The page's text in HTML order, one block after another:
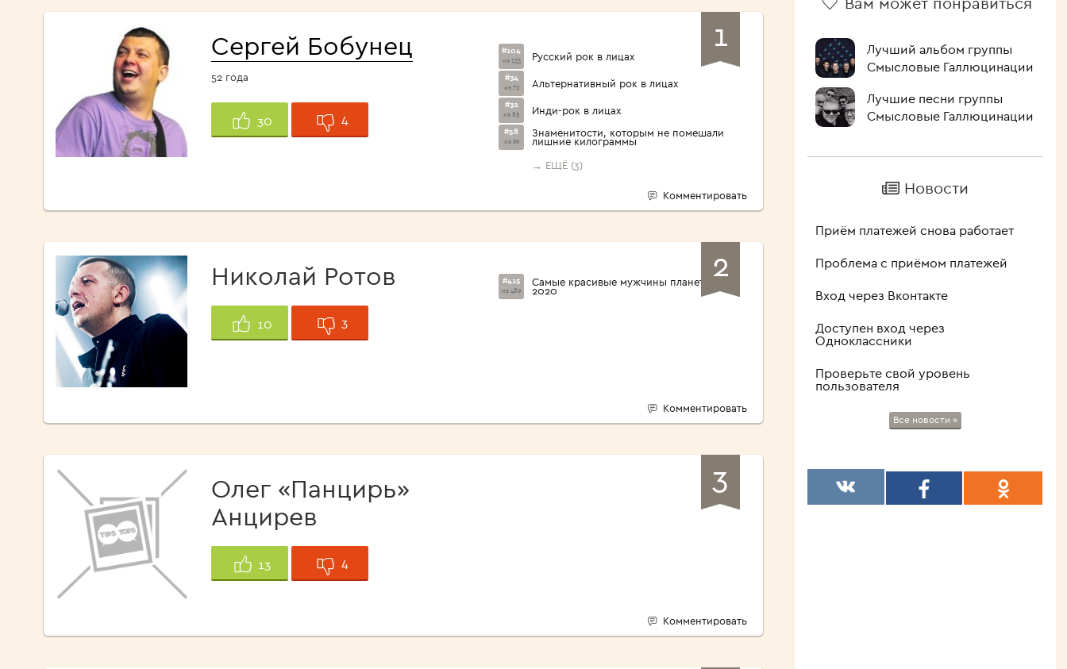
<1960>
1
Сергей Бобунец
52 года
30 4
#104
из 133 Русский рок в лицах
#34
из 72 Альтернативный рок в лицах
#32
из 85 Инди-рок в лицах
#58
из 69
Знаменитости, которым не помешали
лишние килограммы
→ ЕЩЁ (3)
Комментировать
2
Николай Ротов
10 3
#415
из 489
Самые красивые мужчины планеты
2020
Комментировать
3
Олег «Панцирь»
Анцирев
13 4
Комментировать
Лучший альбом группы
Смысловые Галлюцинации
Лучшие песни группы
Смысловые Галлюцинации
Новости
Приём платежей снова работает
Проблема с приёмом платежей
Вход через Вконтакте
Доступен вход через
Одноклассники
Проверьте свой уровень
пользователя
Все новости »